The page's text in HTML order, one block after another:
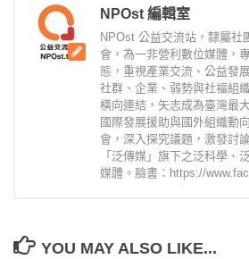
NPOst 編輯室
NPOst 公益交流站，隸屬社
會，為一非營利數位媒體，
態，重視產業交流、公益發
社群、企業、弱勢與社福組
橫向連結，矢志成為臺灣最
國際發展援助與國外組織動
會，深入探究議題，激發討
「泛傳媒」旗下之泛科學、
媒體。臉書：https://
YOU MAY ALSO LIKE...